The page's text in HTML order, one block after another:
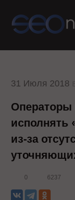
31 Июля 2018
Операторы
исполнять
из-за
0 6237